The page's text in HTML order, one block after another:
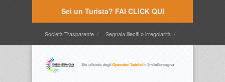
Sei un Turista? FAI CLICK QUI
Società Trasparente Segnala illeciti o irregolarità
Timbrature